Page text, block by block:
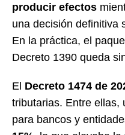
producir efectos
una decisión definitiva
En la práctica, el
Decreto 1390 queda
El Decreto 1474 de
tributarias. Entre ellas,
para bancos y